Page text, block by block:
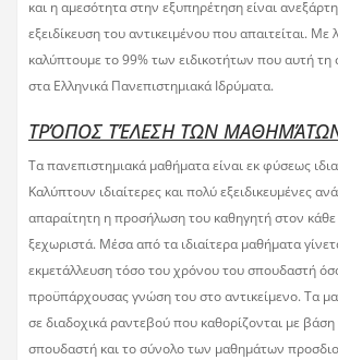
και η αμεσότητα στην εξυπηρέτηση είναι
εξειδίκευση του αντικειμένου που απαιτείται. Με
καλύπτουμε το 99% των ειδικοτήτων που αυτή τη
στα Ελληνικά Πανεπιστημιακά Ιδρύματα.
ΤΡΌΠΟΣ ΤΈΛΕΣΗ ΤΩΝ
Τα πανεπιστημιακά μαθήματα είναι εκ φύσεως
Καλύπτουν ιδιαίτερες και πολύ εξειδικευμένες
απαραίτητη η προσήλωση του καθηγητή στον
ξεχωριστά. Μέσα από τα ιδιαίτερα μαθήματα
εκμετάλλευση τόσο του χρόνου του σπουδαστή
προϋπάρχουσας γνώση του στο αντικείμενο. Τα
σε διαδοχικά ραντεβού που καθορίζονται με
σπουδαστή και το σύνολο των μαθημάτων